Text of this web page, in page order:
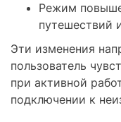
Режим
путешествий
Эти изменения
пользователь
при активной
подключении к